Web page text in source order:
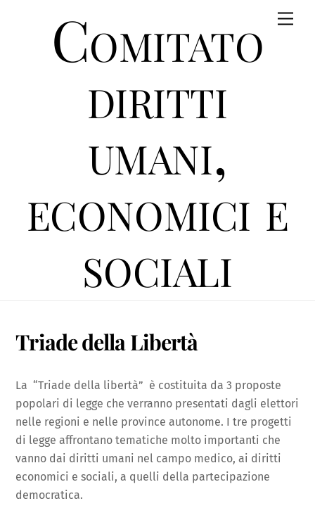
Comitato
diritti
umani,
economici e
sociali
Triade della Libertà
La “Triade della libertà” è costituita da 3 proposte
popolari di legge che verranno presentati dagli elettori
nelle regioni e nelle province autonome. I tre progetti
di legge affrontano tematiche molto importanti che
vanno dai diritti umani nel campo medico, ai diritti
economici e sociali, a quelli della partecipazione
democratica.